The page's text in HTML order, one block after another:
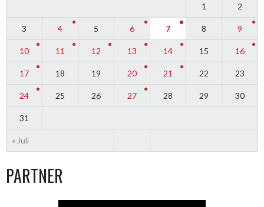
« Juli
1 2
3 4 5 6 7 8 9
10 11 12 13 14 15 16
17 18 19 20 21 22 23
24 25 26 27 28 29 30
31
PARTNER